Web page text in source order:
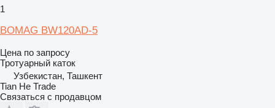
1
BOMAG BW120AD-5
Цена по запросу
Тротуарный каток
Узбекистан, Ташкент
Tian He Trade
Связаться с продавцом